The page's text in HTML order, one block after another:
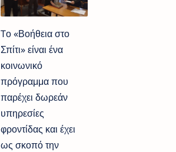
Tο «Βοήθεια στο
Σπίτι» είναι ένα
κοινωνικό
πρόγραμμα που
παρέχει δωρεάν
υπηρεσίες
φροντίδας και έχει
ως σκοπό την